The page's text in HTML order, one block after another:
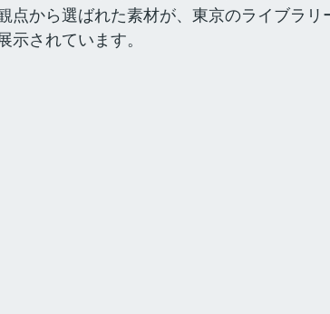
点から選ばれた素材が、東京のライブラ
示されています。